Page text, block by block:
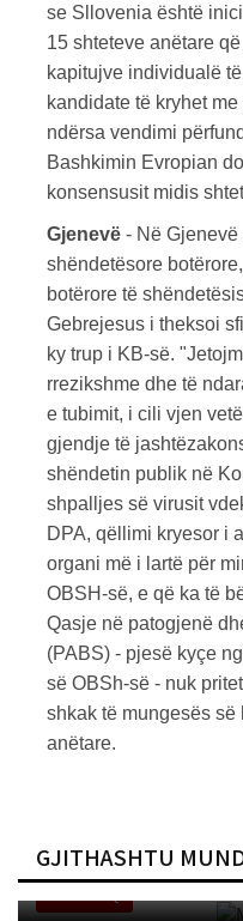
se Sllovenia është
15 shteteve anëtare
kapitujve individualë
kandidate të kryhet
ndërsa vendimi
Bashkimin Evropian
konsensusit midis
Gjenevë - Në
shëndetësore
botërore të
Gebrejesus i theksoi
ky trup i KB-së.
rrezikshme dhe të
e tubimit, i cili vjen
gjendje të
shëndetin publik në
shpalljes së virusit
DPA, qëllimi kryesor i
organi më i lartë për
OBSH-së, e që ka të
Qasje në patogjenë
(PABS) - pjesë kyçe
së OBSh-së - nuk
shkak të mungesës
anëtare.
GJITHASHTU